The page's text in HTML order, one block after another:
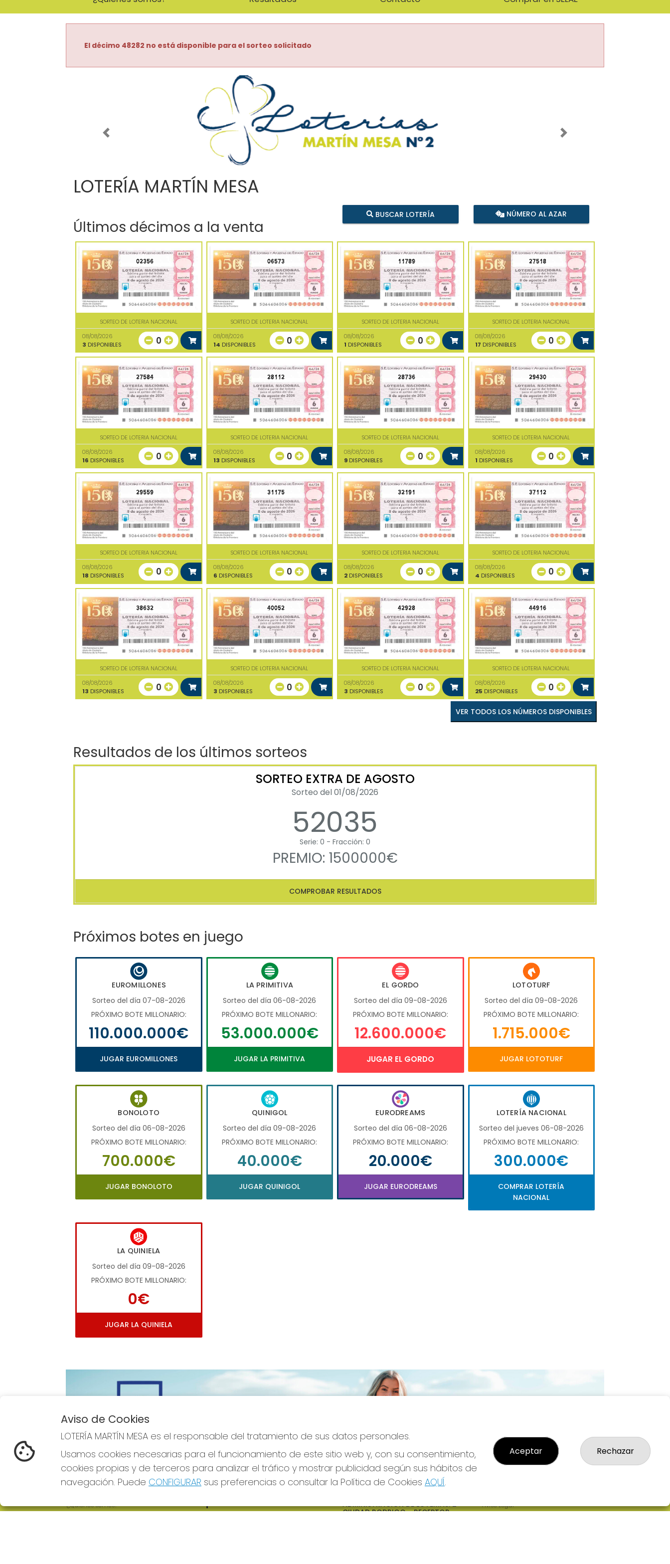
El décimo 48282 no está disponible para el sorteo solicitado
Imagen anterior Imagen siguiente
LOTERÍA MARTÍN MESA
Últimos décimos a la venta
BUSCAR LOTERÍA NÚMERO AL AZAR
02356
SORTEO DE LOTERIA NACIONAL
08/08/2026
3 DISPONIBLES 0
06573
SORTEO DE LOTERIA NACIONAL
08/08/2026
14 DISPONIBLES 0
11789
SORTEO DE LOTERIA NACIONAL
08/08/2026
1 DISPONIBLES 0
27518
SORTEO DE LOTERIA NACIONAL
08/08/2026
17 DISPONIBLES 0
27584
SORTEO DE LOTERIA NACIONAL
08/08/2026
16 DISPONIBLES 0
28112
SORTEO DE LOTERIA NACIONAL
08/08/2026
13 DISPONIBLES 0
28736
SORTEO DE LOTERIA NACIONAL
08/08/2026
9 DISPONIBLES 0
29430
SORTEO DE LOTERIA NACIONAL
08/08/2026
1 DISPONIBLES 0
29559
SORTEO DE LOTERIA NACIONAL
08/08/2026
18 DISPONIBLES 0
31175
SORTEO DE LOTERIA NACIONAL
08/08/2026
6 DISPONIBLES 0
32191
SORTEO DE LOTERIA NACIONAL
08/08/2026
2 DISPONIBLES 0
37112
SORTEO DE LOTERIA NACIONAL
08/08/2026
4 DISPONIBLES 0
38632
SORTEO DE LOTERIA NACIONAL
08/08/2026
13 DISPONIBLES 0
40052
SORTEO DE LOTERIA NACIONAL
08/08/2026
3 DISPONIBLES 0
42928
SORTEO DE LOTERIA NACIONAL
08/08/2026
3 DISPONIBLES 0
44916
SORTEO DE LOTERIA NACIONAL
08/08/2026
25 DISPONIBLES 0
VER TODOS LOS NÚMEROS DISPONIBLES
Resultados de los últimos sorteos
SORTEO EXTRA DE AGOSTO
Sorteo del 01/08/2026
52035
Serie: 0 - Fracción: 0
PREMIO: 1500000€
COMPROBAR RESULTADOS
Próximos botes en juego
EUROMILLONES
Sorteo del día 07-08-2026
PRÓXIMO BOTE MILLONARIO:
110.000.000€
JUGAR EUROMILLONES
LA PRIMITIVA
Sorteo del día 06-08-2026
PRÓXIMO BOTE MILLONARIO:
53.000.000€
JUGAR LA PRIMITIVA
EL GORDO
Sorteo del día 09-08-2026
PRÓXIMO BOTE MILLONARIO:
12.600.000€
JUGAR EL GORDO
LOTOTURF
Sorteo del día 09-08-2026
PRÓXIMO BOTE MILLONARIO:
1.715.000€
JUGAR LOTOTURF
BONOLOTO
Sorteo del día 06-08-2026
PRÓXIMO BOTE MILLONARIO:
700.000€
JUGAR BONOLOTO
QUINIGOL
Sorteo del día 09-08-2026
PRÓXIMO BOTE MILLONARIO:
40.000€
JUGAR QUINIGOL
EURODREAMS
Sorteo del día 06-08-2026
PRÓXIMO BOTE MILLONARIO:
20.000€
JUGAR EURODREAMS
LOTERÍA NACIONAL
Sorteo del jueves 06-08-2026
PRÓXIMO BOTE MILLONARIO:
300.000€
COMPRAR LOTERÍA
NACIONAL
LA QUINIELA
Sorteo del día 09-08-2026
PRÓXIMO BOTE MILLONARIO:
0€
JUGAR LA QUINIELA
Imagen anterior
LOTERÍA MARTÍN MESA
¿Quiénes somos?
REDES SOCIALES
ADMINISTRACION DE LOTERIAS: 2-
CIUDAD RODRIGO - RECEPTOR
Aviso Legal
Aviso de Cookies
LOTERÍA MARTÍN MESA es el responsable del tratamiento de sus datos personales.
Usamos cookies necesarias para el funcionamiento de este sitio web y, con su consentimiento,
cookies propias y de terceros para analizar el tráfico y mostrar publicidad según sus hábitos de
navegación. Puede CONFIGURAR sus preferencias o consultar la Política de Cookies AQUÍ.
Aceptar Rechazar